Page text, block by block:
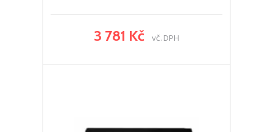
3 781 Kč vč. DPH